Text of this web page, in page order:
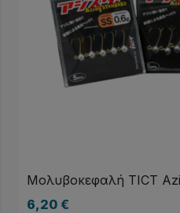
Μολυβοκεφαλή TICT
6,20 €